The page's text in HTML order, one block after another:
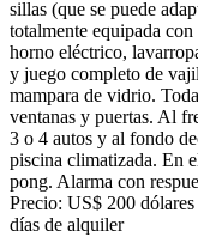
sillas (que se puede
totalmente equipada
horno eléctrico,
y juego completo de
mampara de vidrio.
ventanas y puertas. Al
3 o 4 autos y al fondo
piscina climatizada. En
pong. Alarma con
Precio: US$ 200
días de alquiler